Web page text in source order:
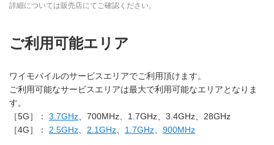
詳細については販売店にてご確認ください。
ご利用可能エリア
ワイモバイルのサービスエリアでご利用頂けます。
ご利用可能なサービスエリアは最大で利用可能なエリアとなりま
す。
［5G］： 3.7GHz 、700MHz、1.7GHz、3.4GHz、28GHz
［4G］： 2.5GHz 2.1GHz 1.7GHz 900MHz